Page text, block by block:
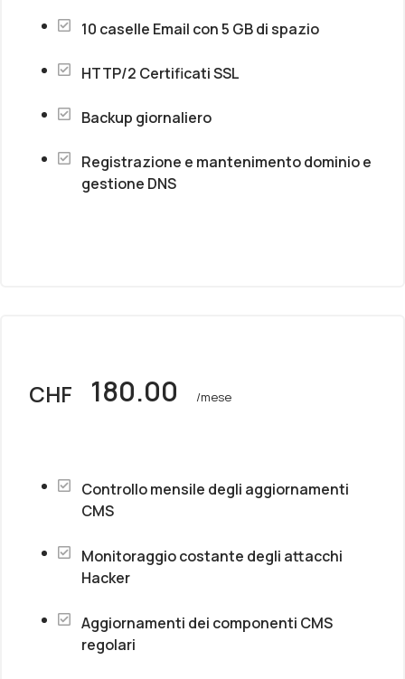
10 caselle Email con 5 GB di spazio
HTTP/2 Certificati SSL
Backup giornaliero
Registrazione e mantenimento dominio e
gestione DNS
CHF 180.00 /mese
Controllo mensile degli aggiornamenti
CMS
Monitoraggio costante degli attacchi
Hacker
Aggiornamenti dei componenti CMS
regolari